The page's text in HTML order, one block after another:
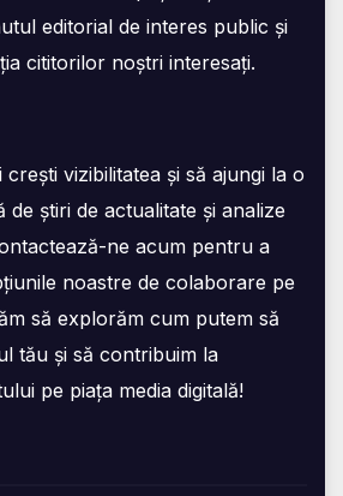
editorial de interes public și
cititorilor noștri interesați.
crești vizibilitatea și să ajungi la o
de știri de actualitate și analize
ne acum pentru a
noastre de colaborare pe
să explorăm cum putem să
tău și să contribuim la
pe piața media digitală!